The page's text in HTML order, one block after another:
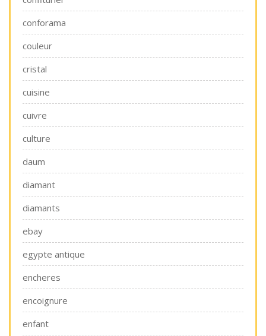
conforama
couleur
cristal
cuisine
cuivre
culture
daum
diamant
diamants
ebay
egypte antique
encheres
encoignure
enfant